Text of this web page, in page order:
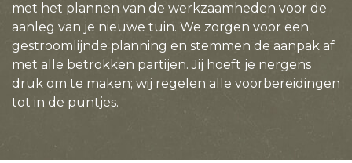
met het plannen van de werkzaamheden voor de
aanleg van je nieuwe tuin. We zorgen voor een
gestroomlijnde planning en stemmen de aanpak af
met alle betrokken partijen. Jij hoeft je nergens
druk om te maken; wij regelen alle voorbereidingen
tot in de puntjes.